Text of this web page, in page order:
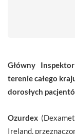
Główny
terenie całego
dorosłych
Ozurdex
Ireland,